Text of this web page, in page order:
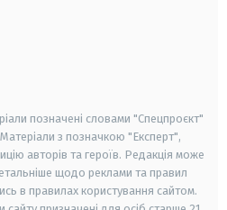
позначені словами "Спецпроєкт"
з позначкою "Експерт",
авторів та героїв. Редакція може
щодо реклами та правил
в правилах користування сайтом.